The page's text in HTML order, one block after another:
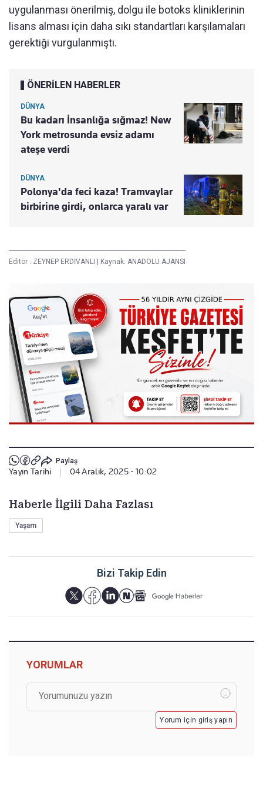
uygulanması önerilmiş, dolgu ile botoks kliniklerinin
lisans alması için daha sıkı standartları karşılamaları
gerektiği vurgulanmıştı.
ÖNERİLEN HABERLER
DÜNYA
Bu kadarı İnsanlığa sığmaz! New
York metrosunda evsiz adamı
ateşe verdi
DÜNYA
Polonya'da feci kaza! Tramvaylar
birbirine girdi, onlarca yaralı var
Editör : ZEYNEP ERDİVANLI Kaynak: ANADOLU AJANSI
Paylaş
Yayın Tarihi 04 Aralık, 2025 - 10:02
Haberle İlgili Daha Fazlası
Yaşam
Bizi Takip Edin
YORUMLAR
Yorum için giriş yapın